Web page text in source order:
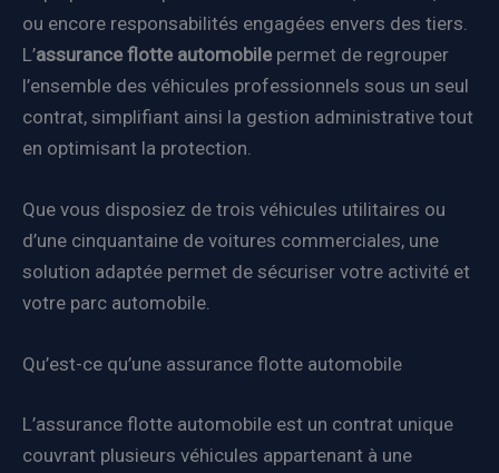
ou encore responsabilités engagées envers des tiers.
L’assurance flotte automobilepermet de regrouper
l’ensemble des véhicules professionnels sous un seul
contrat, simplifiant ainsi la gestion administrative tout
en optimisant la protection.
Que vous disposiez de trois véhicules utilitaires ou
d’une cinquantaine de voitures commerciales, une
solution adaptée permet de sécuriser votre activité et
votre parc automobile.
Qu’est-ce qu’une assurance flotte automobile
L’assurance flotte automobile est un contrat unique
couvrant plusieurs véhicules appartenant à une